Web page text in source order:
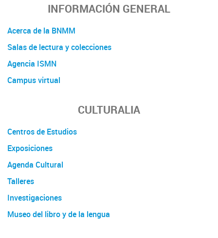
INFORMACIÓN GENERAL
Acerca de la BNMM
Salas de lectura y colecciones
Agencia ISMN
Campus virtual
CULTURALIA
Centros de Estudios
Exposiciones
Agenda Cultural
Talleres
Investigaciones
Museo del libro y de la lengua